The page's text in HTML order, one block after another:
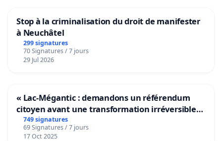
Stop à la criminalisation du droit de manifester
à Neuchâtel
299 signatures
70 Signatures / 7 jours
29 Jul 2026
« Lac-Mégantic : demandons un référendum
citoyen avant une transformation irréversible
de notre territoire »
749 signatures
69 Signatures / 7 jours
17 Oct 2025